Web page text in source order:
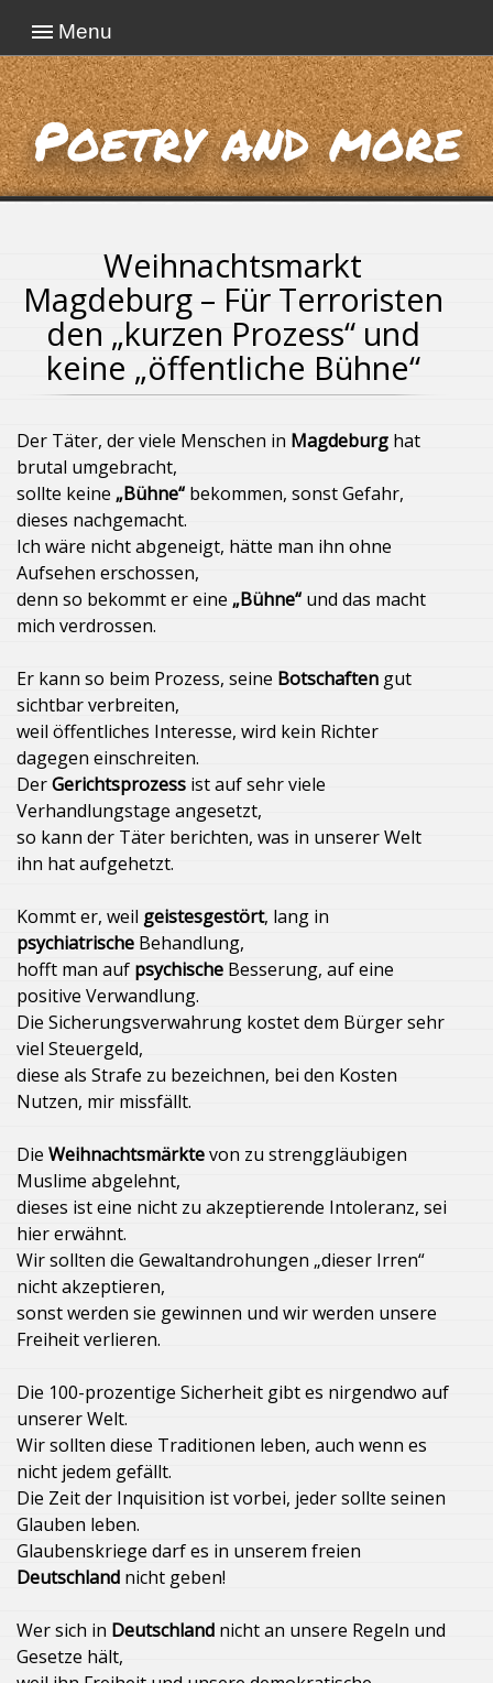
Menu
Poetry and more
Weihnachtsmarkt
Magdeburg – Für Terroristen
den „kurzen Prozess“ und
keine „öffentliche Bühne“
Der Täter, der viele Menschen in Magdeburg hat
brutal umgebracht,
sollte keine „Bühne“ bekommen, sonst Gefahr,
dieses nachgemacht.
Ich wäre nicht abgeneigt, hätte man ihn ohne
Aufsehen erschossen,
denn so bekommt er eine „Bühne“ und das macht
mich verdrossen.
Er kann so beim Prozess, seine Botschaften gut
sichtbar verbreiten,
weil öffentliches Interesse, wird kein Richter
dagegen einschreiten.
DerGerichtsprozess ist auf sehr viele
Verhandlungstage angesetzt,
so kann der Täter berichten, was in unserer Welt
ihn hat aufgehetzt.
Kommt er, weil geistesgestört, lang in
psychiatrische Behandlung,
hofft man auf psychische Besserung, auf eine
positive Verwandlung.
Die Sicherungsverwahrung kostet dem Bürger sehr
viel Steuergeld,
diese als Strafe zu bezeichnen, bei den Kosten
Nutzen, mir missfällt.
Die Weihnachtsmärktevon zu strenggläubigen
Muslime abgelehnt,
dieses ist eine nicht zu akzeptierende Intoleranz, sei
hier erwähnt.
Wir sollten die Gewaltandrohungen „dieser Irren“
nicht akzeptieren,
sonst werden sie gewinnen und wir werden unsere
Freiheit verlieren.
Die 100-prozentige Sicherheit gibt es nirgendwo auf
unserer Welt.
Wir sollten diese Traditionen leben, auch wenn es
nicht jedem gefällt.
Die Zeit der Inquisition ist vorbei, jeder sollte seinen
Glauben leben.
Glaubenskriege darf es in unserem freien
Deutschland nicht geben!
Wer sich in Deutschland nicht an unsere Regeln und
Gesetze hält,